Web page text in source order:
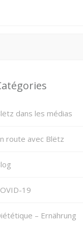
dans les médias
route avec Blëtz
19
– Ernährung